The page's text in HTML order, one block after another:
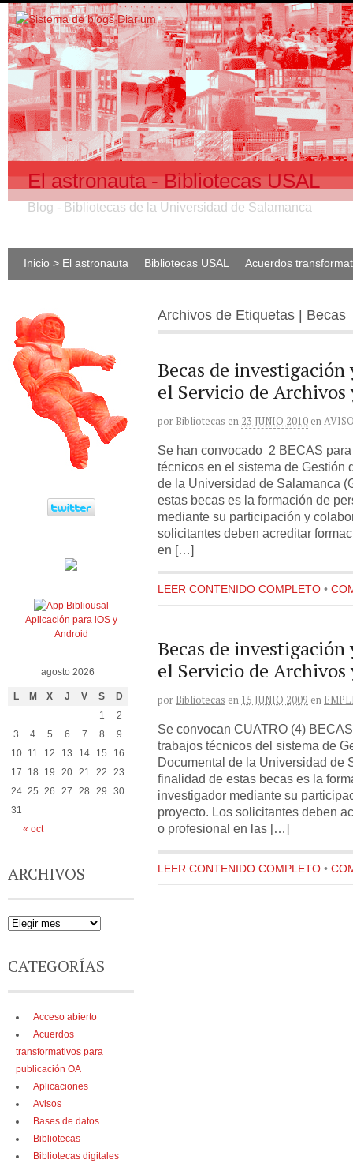
El astronauta - Bibliotecas USAL
Blog - Bibliotecas de la Universidad de Salamanca
Inicio > El astronauta Bibliotecas USAL Acuerdos
Archivos de Etiquetas | Becas
Becas de
el Servicio de
por Bibliotecas en 23 JUNIO 2010 en
Se han convocado 2 BECAS
técnicos en el sistema de Gestión
de la Universidad de Salamanca
estas becas es la formación de
mediante su participación y
solicitantes deben acreditar
en […]
LEER CONTENIDO COMPLETO •
Becas de
el Servicio de
por Bibliotecas en 15 JUNIO 2009 en
Se convocan CUATRO (4)
trabajos técnicos del sistema de
Documental de la Universidad de
finalidad de estas becas es la
investigador mediante su
proyecto. Los solicitantes deben
o profesional en las […]
LEER CONTENIDO COMPLETO •
Aplicación para iOS y
Android
agosto 2026
L M X J V S D
« oct
1
2
3
4 5 6 7 8
9
10
11 12 13 14 15
16
17
18 19 20 21 22
23
24 25 26 27 28 29
30
31
ARCHIVOS
CATEGORÍAS
Acceso abierto
Acuerdos
transformativos para
publicación OA
Aplicaciones
Avisos
Bases de datos
Bibliotecas
Bibliotecas digitales